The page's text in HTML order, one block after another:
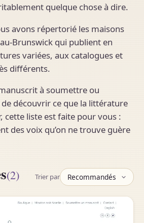
quelque chose à dire.
avons répertorié les maisons
Brunswick qui publient en
variées, aux catalogues et
différents.
à soumettre ou
de découvrir ce que la littérature
cette liste est faite pour vous :
des voix qu’on ne trouve guère
(2) Trier par